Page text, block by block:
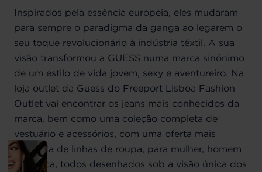
Inspirados pela essência europeia, eles mudaram
para sempre o paradigma da ganga ao legarem o
seu toque revolucionário à indústria têxtil. A sua
visão transformou a GUESS numa marca sinónimo
de um estilo de vida jovem, sexy e aventureiro. Na
loja outlet da Guess do Freeport Lisboa Fashion
Outlet vai encontrar os jeans mais conhecidos da
marca, bem como uma coleção completa de
vestuário e acessórios, com uma oferta mais
alargada de linhas de roupa, para mulher, homem
e criança, todos desenhados sob a visão única dos